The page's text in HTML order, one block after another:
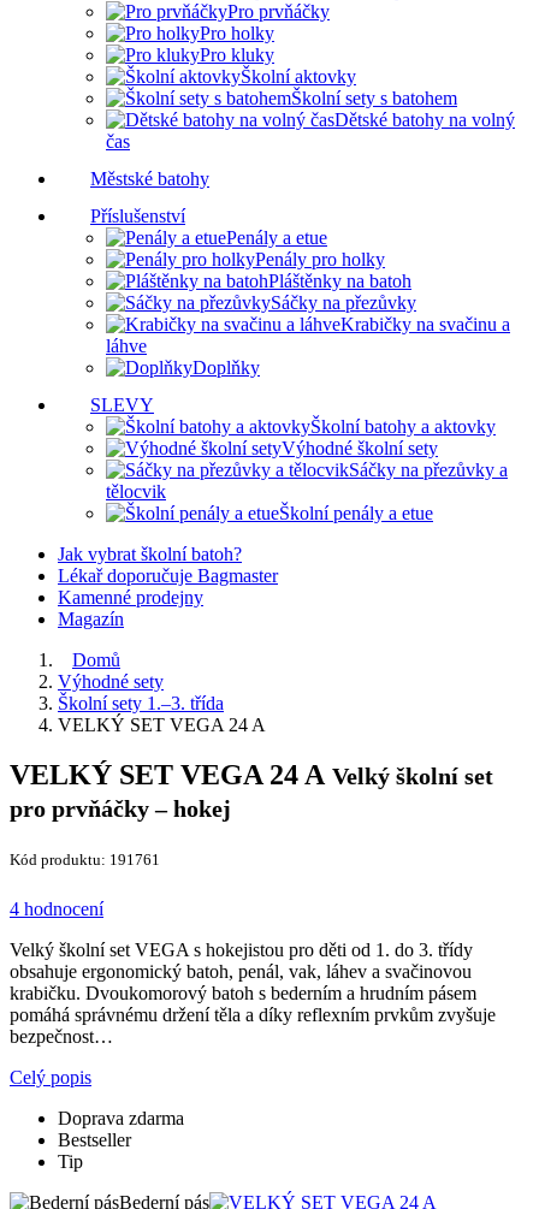
Pro prvňáčky
Pro holky
Pro kluky
Školní aktovky
Školní sety s batohem
Dětské batohy na volný
čas
Městské batohy
Příslušenství
Penály a etue
Penály pro holky
Pláštěnky na batoh
Sáčky na přezůvky
Krabičky na svačinu a
láhve
Doplňky
SLEVY
Školní batohy a aktovky
Výhodné školní sety
Sáčky na přezůvky a
tělocvik
Školní penály a etue
Jak vybrat školní batoh?
Lékař doporučuje Bagmaster
Kamenné prodejny
Magazín
Domů
Výhodné sety
Školní sety 1.–3. třída
VELKÝ SET VEGA 24 A
VELKÝ SET VEGA 24 A Velký školní set
pro prvňáčky – hokej
Kód produktu: 191761
4 hodnocení
Velký školní set VEGA s hokejistou pro děti od 1. do 3. třídy
obsahuje ergonomický batoh, penál, vak, láhev a svačinovou
krabičku. Dvoukomorový batoh s bederním a hrudním pásem
pomáhá správnému držení těla a díky reflexním prvkům zvyšuje
bezpečnost…
Celý popis
Doprava zdarma
Bestseller
Tip
Bederní pás